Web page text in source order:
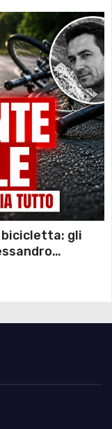
bicicletta: gli